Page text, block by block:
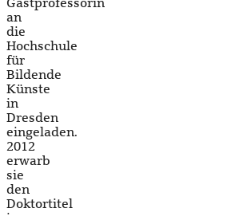
Gastprofessorin
an
die
Hochschule
für
Bildende
Künste
in
Dresden
eingeladen.
2012
erwarb
sie
den
Doktortitel